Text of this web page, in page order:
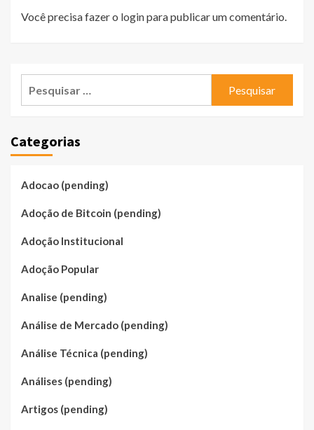
Você precisa fazer o loginpara publicar um comentário.
Categorias
Adocao (pending)
Adoção de Bitcoin (pending)
Adoção Institucional
Adoção Popular
Analise (pending)
Análise de Mercado (pending)
Análise Técnica (pending)
Análises (pending)
Artigos (pending)